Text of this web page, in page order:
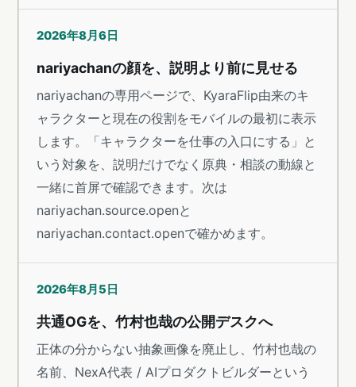
2026年8月6日
nariyachanの顔を、説明より前に見せる
nariyachanの専用ページで、KyaraFlip由来のキ
ャラクターと現在の役割をモバイルの最初に表示
します。「キャラクターを仕事の入口にする」と
いう対象を、説明だけでなく原典・相談の動線と
一緒に首屏で確認できます。次は
nariyachan.source.openと
nariyachan.contact.openで確かめます。
2026年8月5日
共通OGを、竹村也哉の公開デスクへ
正体の分からない抽象画像を廃止し、竹村也哉の
名前、NexA代表 / AIプロダクトビルダーという